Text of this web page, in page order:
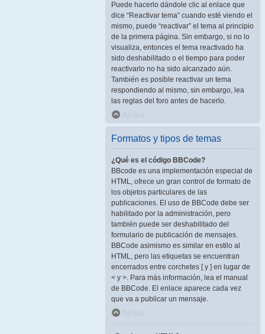
Puede hacerlo dándole clic al enlace que
dice “Reactivar tema” cuando esté viendo el
mismo, puede “reactivar” el tema al principio
de la primera página. Sin embargo, si no lo
visualiza, entonces el tema reactivado ha
sido deshabilitado o el tiempo para poder
reactivarlo no ha sido alcanzado aún.
También es posible reactivar un tema
respondiendo al mismo, sin embargo, lea
las reglas del foro antes de hacerlo.
Arriba
Formatos y tipos de temas
¿Qué es el código BBCode?
BBcode es una implementación especial de
HTML, ofrece un gran control de formato de
los objetos particulares de las
publicaciones. El uso de BBCode debe ser
habilitado por la administración, pero
también puede ser deshabilitado del
formulario de publicación de mensajes.
BBCode asimismo es similar en estilo al
HTML, pero las etiquetas se encuentran
encerrados entre corchetes [ y ] en lugar de
< y >. Para más información, lea el manual
de BBCode. El enlace aparece cada vez
que va a publicar un mensaje.
Arriba